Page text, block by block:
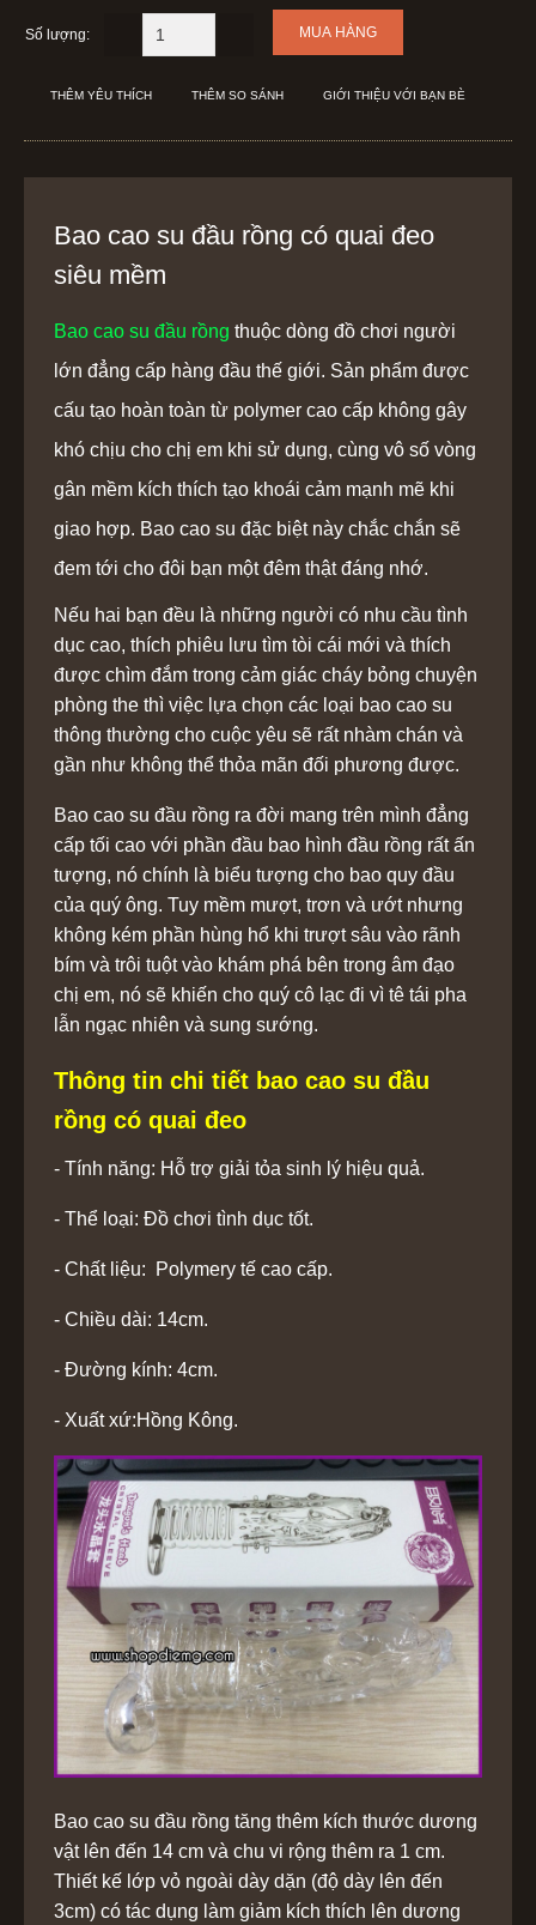
Số lượng:
THÊM YÊU THÍCH THÊM SO SÁNH GIỚI THIỆU VỚI BẠN BÈ
Bao cao su đầu rồng có quai đeo
siêu mềm
Bao cao su đầu rồng thuộc dòng đồ chơi người
lớn đẳng cấp hàng đầu thế giới. Sản phẩm được
cấu tạo hoàn toàn từ polymer cao cấp không gây
khó chịu cho chị em khi sử dụng, cùng vô số vòng
gân mềm kích thích tạo khoái cảm mạnh mẽ khi
giao hợp. Bao cao su đặc biệt này chắc chắn sẽ
đem tới cho đôi bạn một đêm thật đáng nhớ.
Nếu hai bạn đều là những người có nhu cầu tình
dục cao, thích phiêu lưu tìm tòi cái mới và thích
được chìm đắm trong cảm giác cháy bỏng chuyện
phòng the thì việc lựa chọn các loại bao cao su
thông thường cho cuộc yêu sẽ rất nhàm chán và
gần như không thể thỏa mãn đối phương được.
Bao cao su đầu rồng ra đời mang trên mình đẳng
cấp tối cao với phần đầu bao hình đầu rồng rất ấn
tượng, nó chính là biểu tượng cho bao quy đầu
của quý ông. Tuy mềm mượt, trơn và ướt nhưng
không kém phần hùng hổ khi trượt sâu vào rãnh
bím và trôi tuột vào khám phá bên trong âm đạo
chị em, nó sẽ khiến cho quý cô lạc đi vì tê tái pha
lẫn ngạc nhiên và sung sướng.
Thông tin chi tiết bao cao su đầu
rồng có quai đeo
- Tính năng: Hỗ trợ giải tỏa sinh lý hiệu quả.
- Thể loại: Đồ chơi tình dục tốt.
- Chất liệu: Polymery tế cao cấp.
- Chiều dài: 14cm.
- Đường kính: 4cm.
- Xuất xứ:Hồng Kông.
Bao cao su đầu rồng tăng thêm kích thước dương
vật lên đến 14 cm và chu vi rộng thêm ra 1 cm.
Thiết kế lớp vỏ ngoài dày dặn (độ dày lên đến
3cm) có tác dụng làm giảm kích thích lên dương